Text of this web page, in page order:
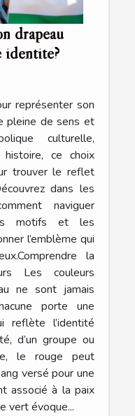
drapeau
identité?
représenter son
pleine de sens et
culturelle,
ce choix
trouver le reflet
dans les
naviguer
motifs et les
l’emblème qui
la
Les couleurs
ne sont jamais
porte une
reflète l’identité
d’un groupe ou
le rouge peut
versé pour une
associé à la paix
vert évoque...